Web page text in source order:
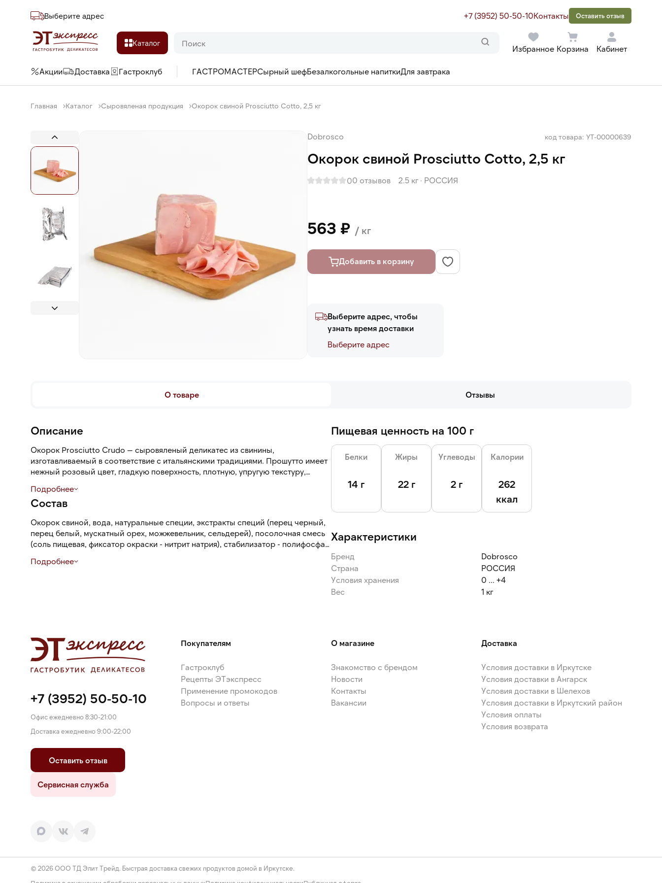
Выберите адреc +7 (3952) 50-50-10Контакты Оставить отзыв
Каталог
Избранное Корзина Кабинет
Акции Доставка Гастроклуб ГАСТРОМАСТЕРСырный шефБезалкогольные напиткиДля завтрака
Главная Каталог Сыровяленая продукция Окорок свиной Prosciutto Cotto, 2,5 кг
Dobrosco код товара: УТ-00000639
Окорок свиной Prosciutto Cotto, 2,5 кг
00 отзывов 2.5 кг · РОССИЯ
563 ₽ / кг
Добавить в корзину
Выберите адрес, чтобы
узнать время доставки
Выберите адреc
О товаре Отзывы
Описание
Окорок Prosciutto Crudo — сыровяленый деликатес из свинины,
изготавливаемый в соответствие с итальянскими традициями. Прошутто имеет
нежный розовый цвет, гладкую поверхность, плотную, упругую текстуру,
характерный аромат с мясными и ореховыми оттенками.
канапе, брускетт, салатов, пасты, пиццы, сэндвичей. Продукт сочетается с
оливковым маслом, листьями салата, томатами, сыром, орехами, дыней,
грушами, грейпфрутом, киви и ананасом.
Вакуумная упаковка защищает продукт от влаги, внешних воздействий и
Подробнее
Состав
Окорок свиной, вода, натуральные специи, экстракты специй (перец черный,
перец белый, мускатный орех, можжевельник, сельдерей), посолочная смесь
(соль пищевая, фиксатор окраски - нитрит натрия), стабилизатор - полифосфат,
Подробнее
Пищевая ценность на 100 г
Белки
14 г
Жиры
22 г
Углеводы
2 г
Калории
262
ккал
Характеристики
Бренд
Dobrosco
Страна
РОССИЯ
Условия хранения
0 ... +4
Вес
1 кг
+7 (3952) 50-50-10
Офис ежедневно 8:30-21:00
Доставка ежедневно 9:00-22:00
Оставить отзыв
Сервисная служба
Покупателям
Гастроклуб
Рецепты ЭТэкспресс
Применение промокодов
Вопросы и ответы
О магазине
Знакомство с брендом
Новости
Контакты
Вакансии
Доставка
Условия доставки в Иркутске
Условия доставки в Ангарск
Условия доставки в Шелехов
Условия доставки в Иркутский район
Условия оплаты
Условия возврата
© 2026 ООО ТД Элит Трейд. Быстрая доставка свежих продуктов домой в Иркутске.